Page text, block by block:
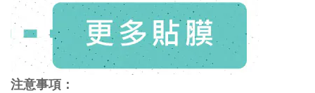
注意事項：